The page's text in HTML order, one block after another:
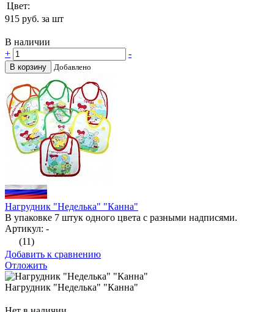
Цвет:
915 руб. за шт
В наличии
+
-
В корзину Добавлено
Нагрудник "Неделька" "Канна"
В упаковке 7 штук одного цвета с разными надписями.
Артикул: -
(11)
Добавить к сравнению
Отложить
Нагрудник "Неделька" "Канна"